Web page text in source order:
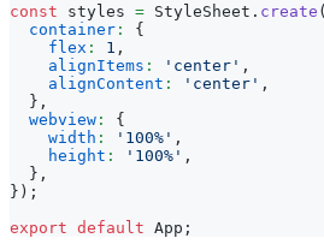
const styles = StyleSheet . create (
container :
{
flex : 1 ,
alignItems : 'center' ,
alignContent : 'center' ,
} ,
webview :
{
width : '100%' ,
height : '100%' ,
} ,
} ) ;
export default App ;